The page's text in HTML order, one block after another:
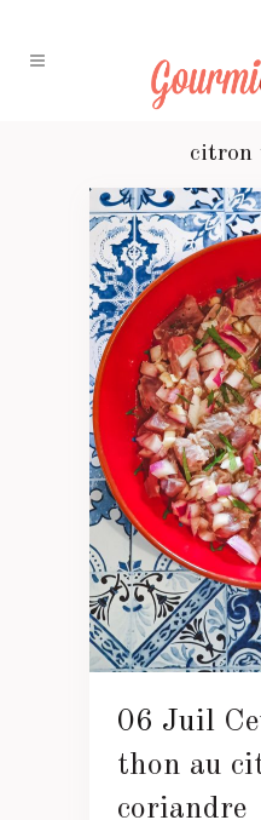
citron
06 Juil
thon au
coriandre